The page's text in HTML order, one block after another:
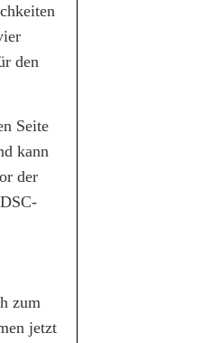
den
Seite
kann
der
zum
jetzt